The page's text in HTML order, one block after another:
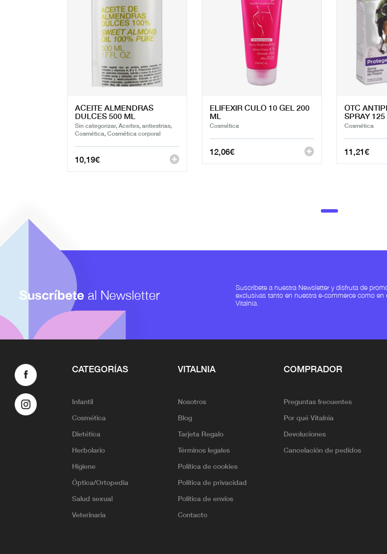
ACEITE ALMENDRAS
DULCES 500 ML
Sin categorizar, Aceites, antiestrias,
Cosmética, Cosmética corporal
10,19€
ELIFEXIR CULO 10 GEL 200
ML
Cosmética
12,06€
OTC
SPRAY 125
Cosmética
11,21€
Suscríbete al Newsletter
Suscríbete a nuestra Newsletter y disfruta de
exclusivas tanto en nuestra e-commerce como en
Vitalnia.
CATEGORÍAS
Infantil
Cosmética
Dietética
Herbolario
Higiene
Óptica/Ortopedia
Salud sexual
Veterinaria
VITALNIA
Nosotros
Blog
Tarjeta Regalo
Términos legales
Política de cookies
Política de privacidad
Política de envíos
Contacto
COMPRADOR
Preguntas frecuentes
Por qué Vitalnia
Devoluciones
Cancelación de pedidos